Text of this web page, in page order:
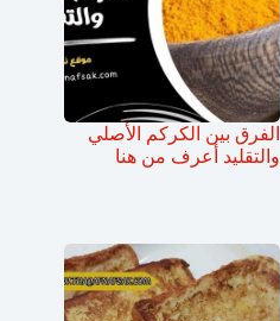
الفرق بين الكركم الأصلي
والتقليد أعرف من هنا